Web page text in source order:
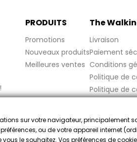
PRODUITS
Promotions
Nouveaux produits
Meilleures ventes
The
Livraison
Paiement
Conditions
Politique de
Politique de
approuvé par la Société des Avis
sur votre navigateur, principalement
ou de votre appareil internet
le souhaitez. Vos préférences de